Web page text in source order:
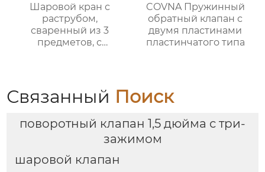
Шаровой кран с
раструбом,
сваренный из 3
предметов, с
COVNA Пружинный
обратный клапан с
двумя пластинами
пластинчатого типа
Связанный Поиск
поворотный клапан 1,5 дюйма с три-
зажимом
шаровой клапан